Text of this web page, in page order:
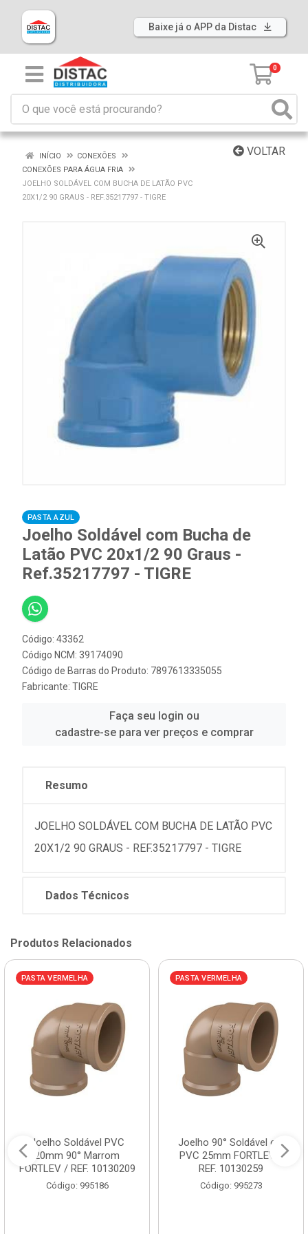
Baixe já o APP da Distac
0
VOLTAR
INÍCIO
CONEXÕES
CONEXÕES PARA ÁGUA FRIA
JOELHO SOLDÁVEL COM BUCHA DE LATÃO PVC
20X1/2 90 GRAUS - REF.35217797 - TIGRE
PASTA AZUL
Joelho Soldável com Bucha de
Latão PVC 20x1/2 90 Graus -
Ref.35217797 - TIGRE
Código: 43362
Código NCM: 39174090
Código de Barras do Produto: 7897613335055
Fabricante: TIGRE
Faça seu login ou
cadastre-se para ver preços e comprar
Resumo
JOELHO SOLDÁVEL COM BUCHA DE LATÃO PVC
20X1/2 90 GRAUS - REF.35217797 - TIGRE
Dados Técnicos
Produtos Relacionados
PASTA VERMELHA
Joelho Soldável PVC
20mm 90° Marrom
FORTLEV / REF. 10130209
Código: 995186
PASTA VERMELHA
Joelho 90° Soldável em
PVC 25mm FORTLEV /
REF. 10130259
Código: 995273